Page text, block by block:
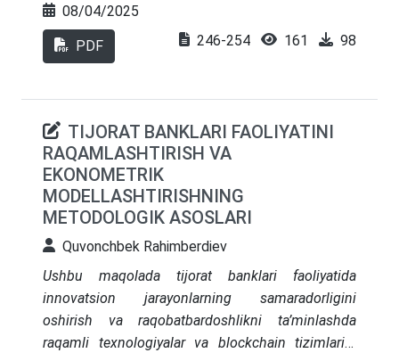
ko‘rsatkichlari statistik tahlil qilingan.
08/04/2025
PDF 246-254 161 98
TIJORAT BANKLARI FAOLIYATINI
RAQAMLASHTIRISH VA
EKONOMETRIK
MODELLASHTIRISHNING
METODOLOGIK ASOSLARI
Quvonchbek Rahimberdiev
Ushbu maqolada tijorat banklari faoliyatida
innovatsion jarayonlarning samaradorligini
oshirish va raqobatbardoshlikni ta’minlashda
raqamli texnologiyalar va blockchain tizimlarini